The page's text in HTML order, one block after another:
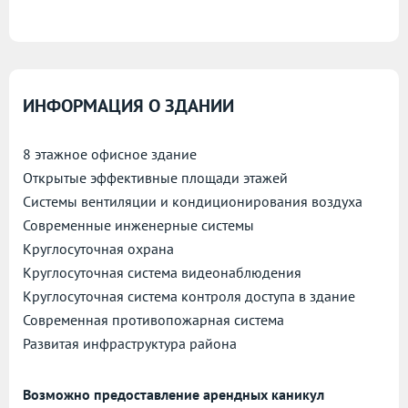
ИНФОРМАЦИЯ О ЗДАНИИ
8 этажное офисное здание
Открытые эффективные площади этажей
Системы вентиляции и кондиционирования воздуха
Современные инженерные системы
Круглосуточная охрана
Круглосуточная система видеонаблюдения
Круглосуточная система контроля доступа в здание
Современная противопожарная система
Развитая инфраструктура района
Возможно предоставление арендных каникул